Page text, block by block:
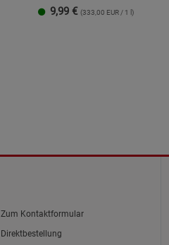
9,99 € (333,00 EUR / 1 l)
Zum Kontaktformular
Direktbestellung